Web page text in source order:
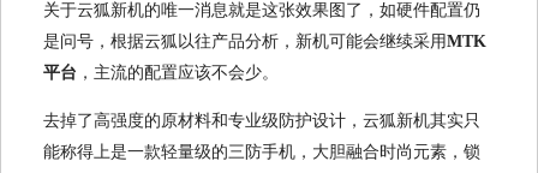
关于云狐新机的唯一消息就是这张效果图了，如硬件配置仍
是问号，根据云狐以往产品分析，新机可能会继续采用MTK
平台 ，主流的配置应该不会少。
去掉了高强度的原材料和专业级防护设计，云狐新机其实只
能称得上是一款轻量级的三防手机，大胆融合时尚元素，锁